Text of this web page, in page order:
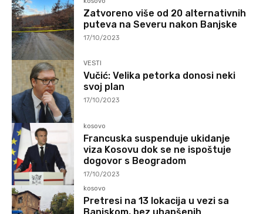
Zatvoreno više od 20 alternativnih
puteva na Severu nakon Banjske
17/10/2023
VESTI
Vučić: Velika petorka donosi neki
svoj plan
17/10/2023
kosovo
Francuska suspenduje ukidanje
viza Kosovu dok se ne ispoštuje
dogovor s Beogradom
17/10/2023
kosovo
Pretresi na 13 lokacija u vezi sa
Banjskom, bez uhapšenih